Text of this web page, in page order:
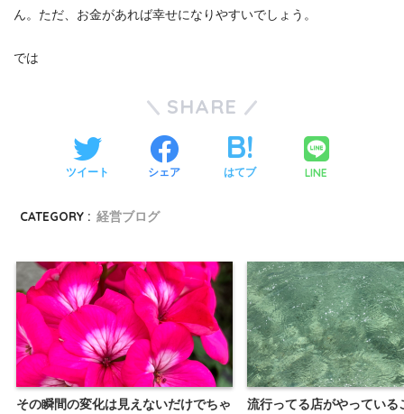
ん。ただ、お金があれば幸せになりやすいでしょう。
では
SHARE
ツイート シェア はてブ LINE
CATEGORY : 経営ブログ
その瞬間の変化は見えないだけでちゃ
流行ってる店がやっている